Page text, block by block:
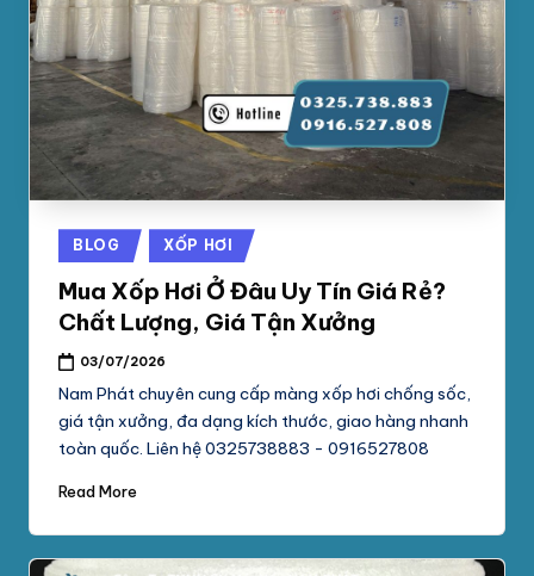
Posted
in
BLOG XỐP HƠI
Mua Xốp Hơi Ở Đâu Uy Tín Giá Rẻ?
Chất Lượng, Giá Tận Xưởng
03/07/2026
Nam Phát chuyên cung cấp màng xốp hơi chống sốc,
giá tận xưởng, đa dạng kích thước, giao hàng nhanh
toàn quốc. Liên hệ 0325738883 - 0916527808
Read More